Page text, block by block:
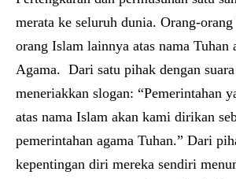
merata ke seluruh dunia. Orang-
orang Islam lainnya atas nama Tuhan
Agama. Dari satu pihak dengan
meneriakkan slogan: “Pemerintahan
atas nama Islam akan kami dirikan
pemerintahan agama Tuhan.” Dari
kepentingan diri mereka sendiri